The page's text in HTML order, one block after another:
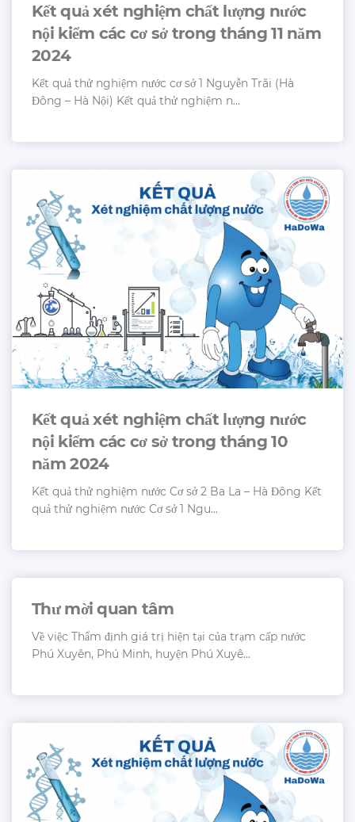
Kết quả xét nghiệm chất lượng nước
nội kiểm các cơ sở trong tháng 11 năm
2024
Kết quả thử nghiệm nước cơ sở 1 Nguyễn Trãi (Hà
Đông – Hà Nội) Kết quả thử nghiệm n...
Kết quả xét nghiệm chất lượng nước
nội kiểm các cơ sở trong tháng 10
năm 2024
Kết quả thử nghiệm nước Cơ sở 2 Ba La – Hà Đông Kết
quả thử nghiệm nước Cơ sở 1 Ngu...
Thư mời quan tâm
Về việc Thẩm định giá trị hiện tại của trạm cấp nước
Phú Xuyên, Phú Minh, huyện Phú Xuyê...